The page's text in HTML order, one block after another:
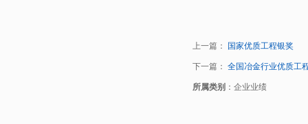
上一篇： 国家优质工程银奖
下一篇： 全国冶金行业优质工
所属类别 ：企业业绩